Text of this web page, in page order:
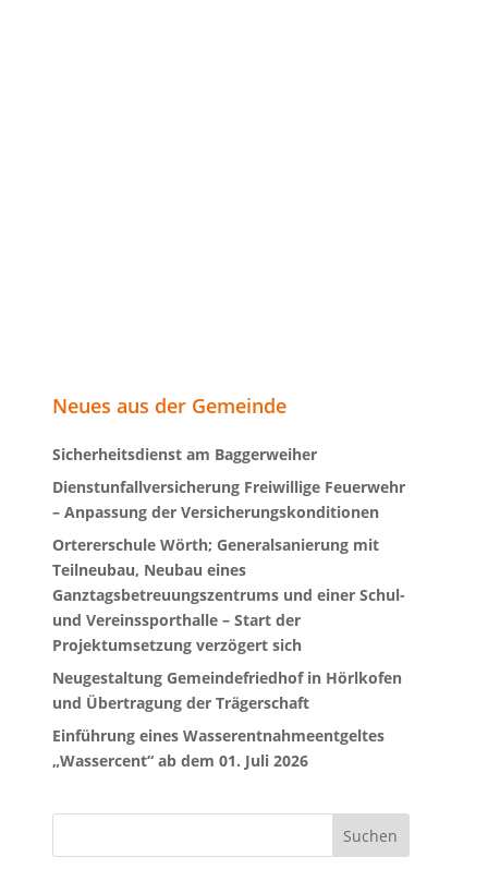
Neues aus der Gemeinde
Sicherheitsdienst am Baggerweiher
Dienstunfallversicherung Freiwillige Feuerwehr
– Anpassung der Versicherungskonditionen
Ortererschule Wörth; Generalsanierung mit
Teilneubau, Neubau eines
Ganztagsbetreuungszentrums und einer Schul-
und Vereinssporthalle – Start der
Projektumsetzung verzögert sich
Neugestaltung Gemeindefriedhof in Hörlkofen
und Übertragung der Trägerschaft
Einführung eines Wasserentnahmeentgeltes
„Wassercent“ ab dem 01. Juli 2026